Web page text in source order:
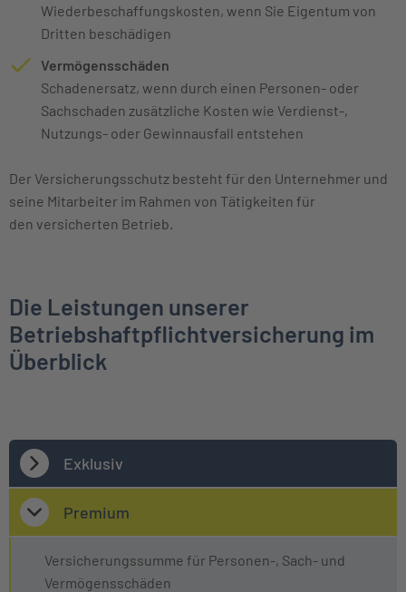
Wiederbeschaffungskosten, wenn Sie Eigentum von
Dritten beschädigen
Vermögensschäden
Schadenersatz, wenn durch einen Personen- oder
Sachschaden zusätzliche Kosten wie Verdienst-,
Nutzungs- oder Gewinnausfall entstehen
Der Versicherungsschutz besteht für den Unternehmer und
seine Mitarbeiter im Rahmen von Tätigkeiten für
den versicherten Betrieb.
Die Leistungen unserer
Betriebshaftpflichtversicherung im
Überblick
Exklusiv
Premium
Versicherungssumme für Personen-, Sach- und
Vermögensschäden